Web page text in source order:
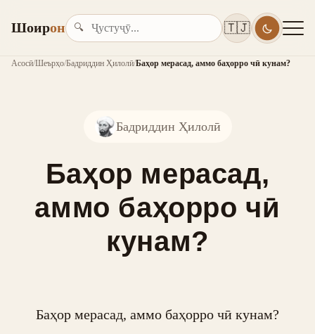
Шоирон 🔍 🇹🇯
Асосӣ/Шеърҳо/Бадриддин Ҳилолӣ/Баҳор мерасад, аммо баҳорро чӣ кунам?
Бадриддин Ҳилолӣ
Баҳор мерасад,
аммо баҳорро чӣ
кунам?
Баҳор мерасад, аммо баҳорро чӣ кунам?